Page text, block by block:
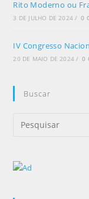
Rito Moderno ou
3 DE JULHO DE 2024 / 0
IV Congresso
20 DE MAIO DE 2024 / 0
Buscar